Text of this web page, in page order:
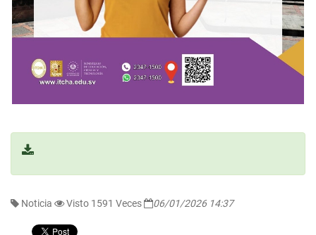
Noticia Visto 1591 Veces 06/01/2026 14:37